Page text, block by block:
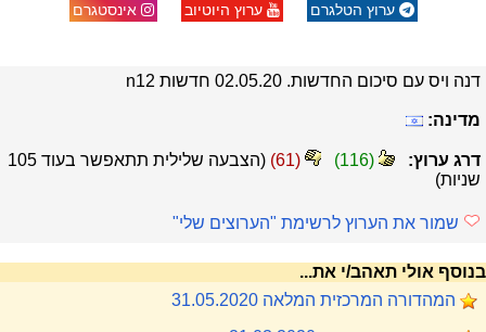
ערוץ הטלגרם ערוץ היוטיוב אינסטגרם
דנה ויס עם סיכום החדשות. 02.05.20 חדשות n12
מדינה:
דרג ערוץ: (
116
)
(
61
) (הצבעה שלילית תתאפשר בעוד 105
שניות)
שמור את הערוץ לרשימת "הערוצים שלי"
בנוסף אולי תאהב/י את...
המהדורה המרכזית המלאה 31.05.2020